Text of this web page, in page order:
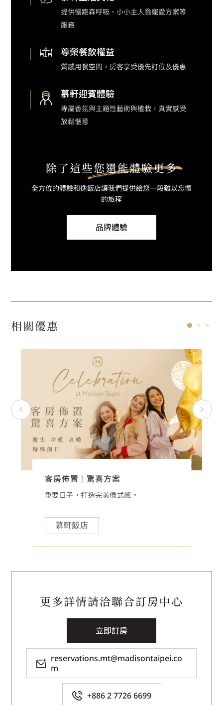
提供慢跑森呼吸 、小小主人翁寵愛方案等
服務
尊榮餐飲權益
質感用餐空間，房客享受優先訂位及優惠
慕軒迎賓體驗
專屬香氛與主題性藝術與植栽，真實感受
放鬆愜意
除了這些您還能體驗更多
全方位的體驗和逸飯店讓我們提供給您一段難以忘懷
的旅程
品牌體驗
相關優惠
獻唱，享受最自在美好的週末時光。
客房佈置｜驚喜方案
重要日子，打造完美儀式感。
慕軒飯店
更多詳情請洽聯合訂房中心
立即訂房
reservations.mt@madisontaipei.co
m
+886 2 7726 6699